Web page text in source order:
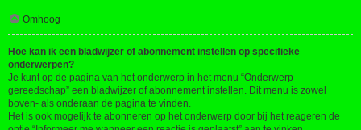
Omhoog
Hoe kan ik een bladwijzer of abonnement instellen op specifieke
onderwerpen?
Je kunt op de pagina van het onderwerp in het menu “Onderwerp
gereedschap” een bladwijzer of abonnement instellen. Dit menu is zowel
boven- als onderaan de pagina te vinden.
Het is ook mogelijk te abonneren op het onderwerp door bij het reageren de